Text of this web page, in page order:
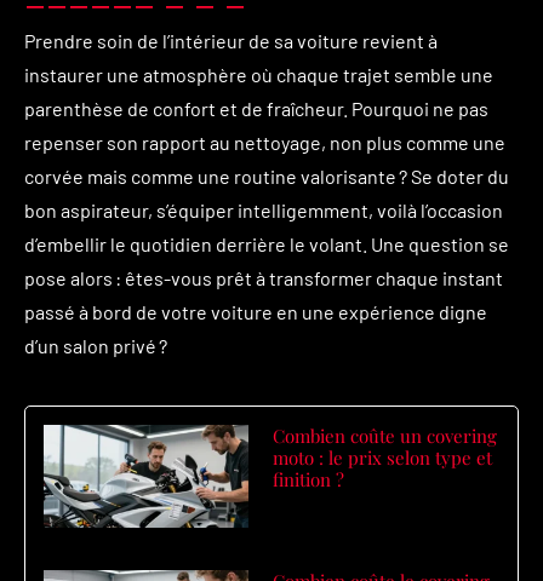
Prendre soin de l’intérieur de sa voiture revient à
instaurer une atmosphère où chaque trajet semble une
parenthèse de confort et de fraîcheur. Pourquoi ne pas
repenser son rapport au nettoyage, non plus comme une
corvée mais comme une routine valorisante ? Se doter du
bon aspirateur, s’équiper intelligemment, voilà l’occasion
d’embellir le quotidien derrière le volant. Une question se
pose alors : êtes-vous prêt à transformer chaque instant
passé à bord de votre voiture en une expérience digne
d’un salon privé ?
Combien coûte un covering
moto : le prix selon type et
finition ?